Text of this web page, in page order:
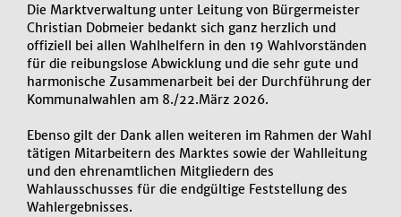
Die Marktverwaltung unter Leitung von Bürgermeister
Christian Dobmeier bedankt sich ganz herzlich und
offiziell bei allen Wahlhelfern in den 19 Wahlvorständen
für die reibungslose Abwicklung und die sehr gute und
harmonische Zusammenarbeit bei der Durchführung der
Kommunalwahlen am 8./22.März 2026.
Ebenso gilt der Dank allen weiteren im Rahmen der Wahl
tätigen Mitarbeitern des Marktes sowie der Wahlleitung
und den ehrenamtlichen Mitgliedern des
Wahlausschusses für die endgültige Feststellung des
Wahlergebnisses.